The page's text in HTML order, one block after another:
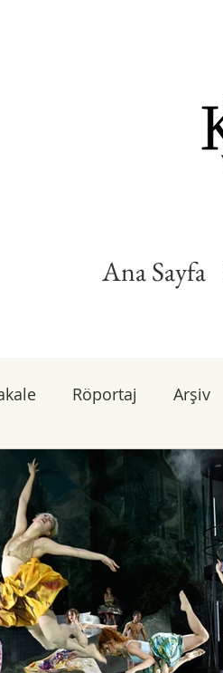
Ana Sayfa
Röportaj Arşiv